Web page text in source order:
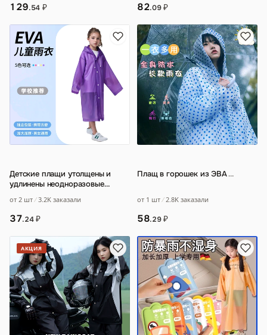
129.54 ₽ 82.09₽
Детские плащи утолщены и
удлинены неодноразовые
от 2 шт 3.2K заказали
37.24₽
Плащ в горошек из ЭВА…
от 1 шт 2.8K заказали
58.29₽
АКЦИЯ